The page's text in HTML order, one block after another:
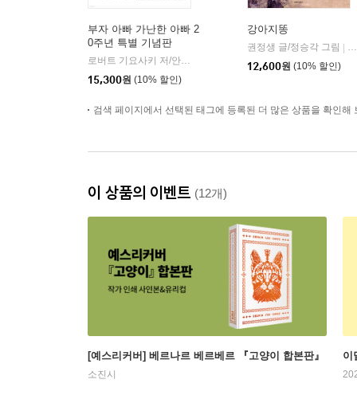
부자 아빠 가난한 아빠 2
0주년 특별 기념판
로버트 기요사키 저/안진환 역
15,300원 (10% 할인)
강아지똥
권정생 글/정승각 그림
12,600원 (10% 할인)
검색 페이지에서 선택된 태그에 등록된 더 많은 상품을 확인해
이 상품의 이벤트 (12개)
[예스리커버] 베르나르 베르베르 『고양이 합본판』
소진시
이